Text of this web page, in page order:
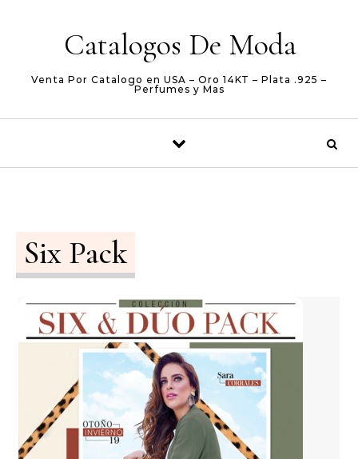
Catalogos De Moda
Venta Por Catalogo en USA – Oro 14KT – Plata .925 –
Perfumes y Mas
Six Pack